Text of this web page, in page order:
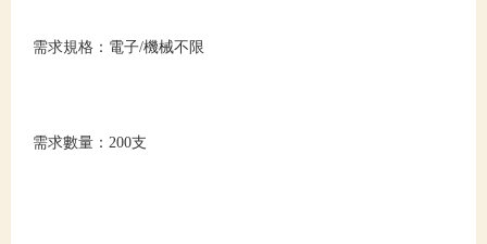
需求規格：電子/機械不限
需求數量：200支